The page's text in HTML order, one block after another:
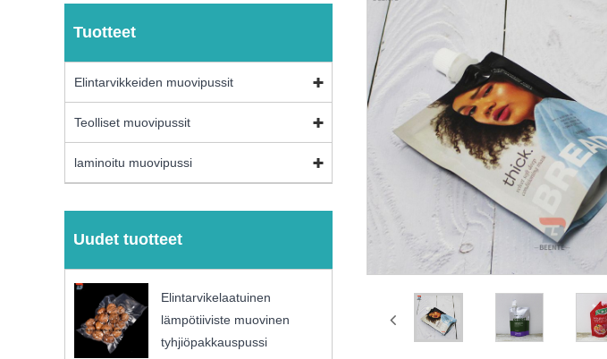
Tuotteet
Elintarvikkeiden muovipussit
Teolliset muovipussit
laminoitu muovipussi
Uudet tuotteet
Elintarvikelaatuinen
lämpötiiviste muovinen
tyhjiöpakkauspussi